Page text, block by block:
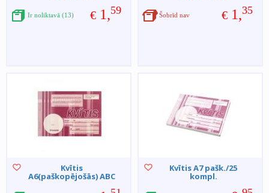
€ 1,59
Ir noliktavā (13) € 1,35
Šobrīd nav
Kvītis
A6(paškopējošās) ABC
Kvītis A7 pašk./25
kompl.